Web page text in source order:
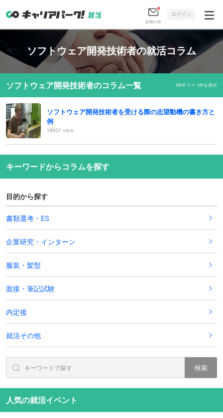
お知らせ
ログイン
ソフトウェア開発技術者の就活コラム
ソフトウェア開発技術者のコラム一覧 1件中 1 〜 1件を表示
ソフトウェア開発技術者を受ける際の志望動機の書き方と
例
18607 view
キーワードからコラムを探す
目的から探す
書類選考・ES
企業研究・インターン
服装・髪型
面接・筆記試験
内定後
就活その他
検索
人気の就活イベント